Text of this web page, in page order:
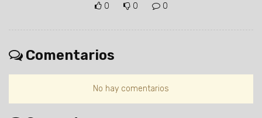
0 0 0
Comentarios
No hay comentarios